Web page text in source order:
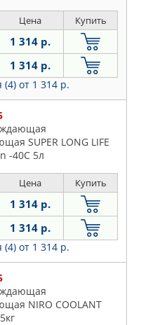
Цена Купить
1 314 р.
1 314 р.
(4) от 1 314 р.
SUPER LONG LIFE
-40C 5л
Цена Купить
1 314 р.
1 314 р.
(4) от 1 314 р.
NIRO COOLANT